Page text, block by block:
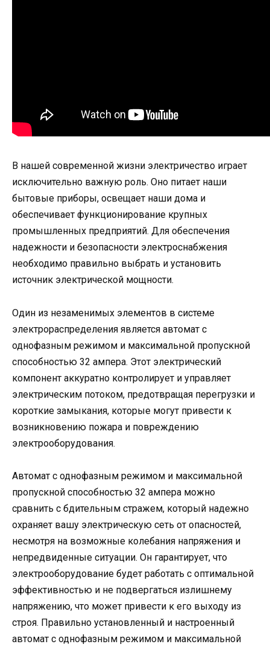
В нашей современной жизни электричество играет
исключительно важную роль. Оно питает наши
бытовые приборы, освещает наши дома и
обеспечивает функционирование крупных
промышленных предприятий. Для обеспечения
надежности и безопасности электроснабжения
необходимо правильно выбрать и установить
источник электрической мощности.
Один из незаменимых элементов в системе
электрораспределения является автомат с
однофазным режимом и максимальной пропускной
способностью 32 ампера. Этот электрический
компонент аккуратно контролирует и управляет
электрическим потоком, предотвращая перегрузки и
короткие замыкания, которые могут привести к
возникновению пожара и повреждению
электрооборудования.
Автомат с однофазным режимом и максимальной
пропускной способностью 32 ампера можно
сравнить с бдительным стражем, который надежно
охраняет вашу электрическую сеть от опасностей,
несмотря на возможные колебания напряжения и
непредвиденные ситуации. Он гарантирует, что
электрооборудование будет работать с оптимальной
эффективностью и не подвергаться излишнему
напряжению, что может привести к его выходу из
строя. Правильно установленный и настроенный
автомат с однофазным режимом и максимальной